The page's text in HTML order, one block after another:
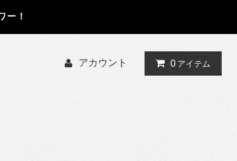
ー！
アカウント 0 アイテム